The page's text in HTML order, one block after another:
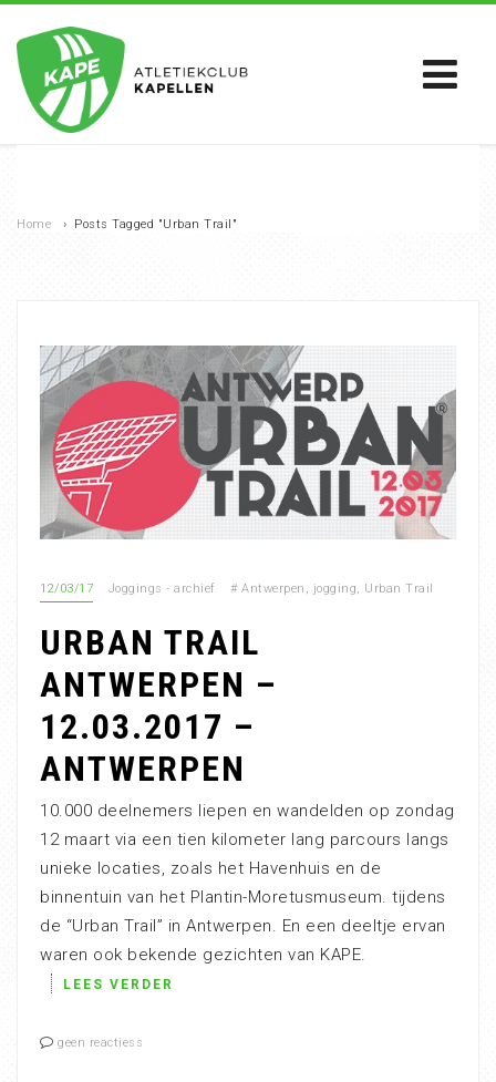
Home › Posts Tagged "Urban Trail"
12/03/17 Joggings - archief # Antwerpen , jogging, Urban Trail
URBAN TRAIL
ANTWERPEN –
12.03.2017 –
ANTWERPEN
10.000 deelnemers liepen en wandelden op zondag
12 maart via een tien kilometer lang parcours langs
unieke locaties, zoals het Havenhuis en de
binnentuin van het Plantin-Moretusmuseum. tijdens
de “Urban Trail” in Antwerpen. En een deeltje ervan
waren ook bekende gezichten van KAPE.
LEES VERDER
geen reactiess